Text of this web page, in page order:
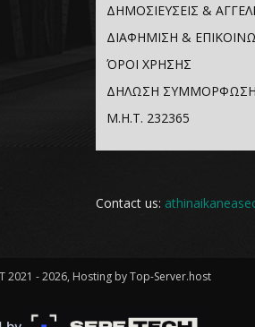
ΔΗΜΟΣΙΕΥΣΕΙΣ &
ΔΙΑΦΗΜΙΣΗ &
ΌΡΟΙ ΧΡΗΣΗΣ
ΔΗΛΩΣΗ
Μ.Η.Τ. 232365
Contact us:
2021 - 2026, Hosting by Top-Server.host